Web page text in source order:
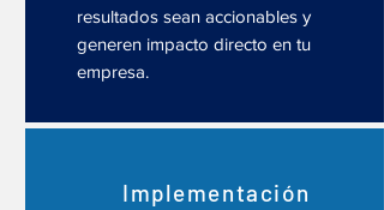
resultados sean accionables y
generen impacto directo en tu
empresa.
Implementación